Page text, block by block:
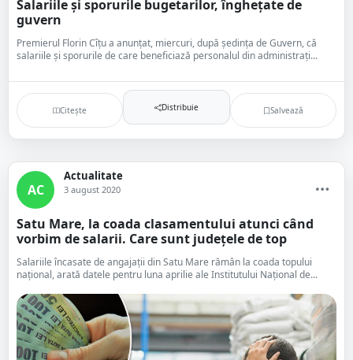
Salariile și sporurile bugetarilor, înghețate de
guvern
Premierul Florin Cîţu a anunțat, miercuri, după ședința de Guvern, că
salariile şi sporurile de care beneficiază personalul din administraţi...
Citește Distribuie Salvează
AC
Actualitate
3 august 2020
Satu Mare, la coada clasamentului atunci când
vorbim de salarii. Care sunt județele de top
Salariile încasate de angajații din Satu Mare rămân la coada topului
național, arată datele pentru luna aprilie ale Institutului Național de...